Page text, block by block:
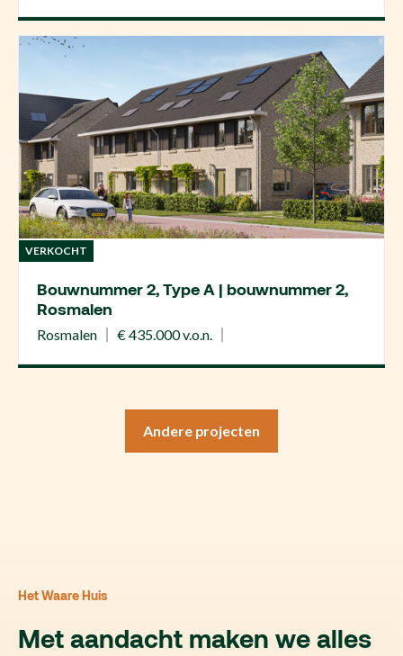
VERKOCHT
Bouwnummer 2, Type A | bouwnummer 2,
Rosmalen
Rosmalen € 435.000 v.o.n.
Andere projecten
Het Waare Huis
Met aandacht maken we alles